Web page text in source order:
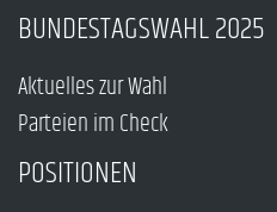
BUNDESTAGSWAHL 2025
Aktuelles zur Wahl
Parteien im Check
POSITIONEN